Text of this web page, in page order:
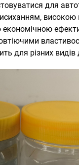
для
високою
для різних